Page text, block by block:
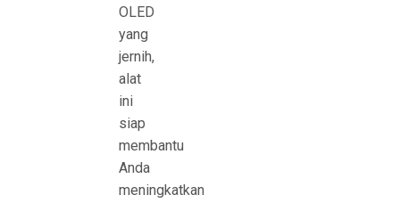
OLED
yang
jernih,
alat
ini
siap
membantu
Anda
meningkatkan